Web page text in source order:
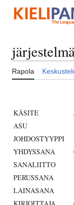
sisältöön
Rapola
KÄSITE
ASU
JOHDOSTYYPPI
YHDYSSANA
SANALIITTO
PERUSSANA
LAINASANA